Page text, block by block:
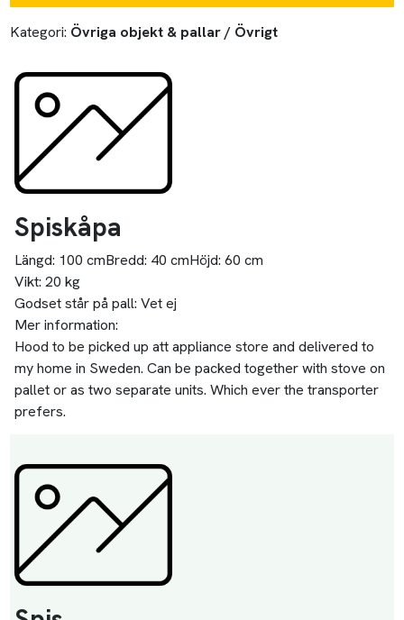
Kategori: Övriga objekt & pallar / Övrigt
Spiskåpa
Längd: 100 cmBredd: 40 cmHöjd: 60 cm
Vikt: 20 kg
Godset står på pall: Vet ej
Mer information:
Hood to be picked up att appliance store and delivered to
my home in Sweden. Can be packed together with stove on
pallet or as two separate units. Which ever the transporter
prefers.